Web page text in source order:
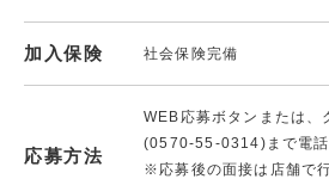
加入保険 社会保険完備
応募方法
WEB応募ボタンまたは、
(0570-55-0314)まで電話
※応募後の面接は店舗で